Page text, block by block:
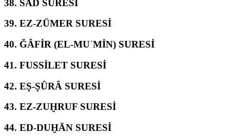
38. SÂD SURESİ
39. EZ-ZÜMER SURESİ
40. ĞÂFİR (EL-MUʾMİN) SURESİ
41. FUSSİLET SURESİ
42. EŞ-ŞÛRÂ SURESİ
43. EZ-ZUḪRUF SURESİ
44. ED-DUḪĀN SURESİ